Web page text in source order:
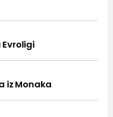
Evroligi
iz Monaka